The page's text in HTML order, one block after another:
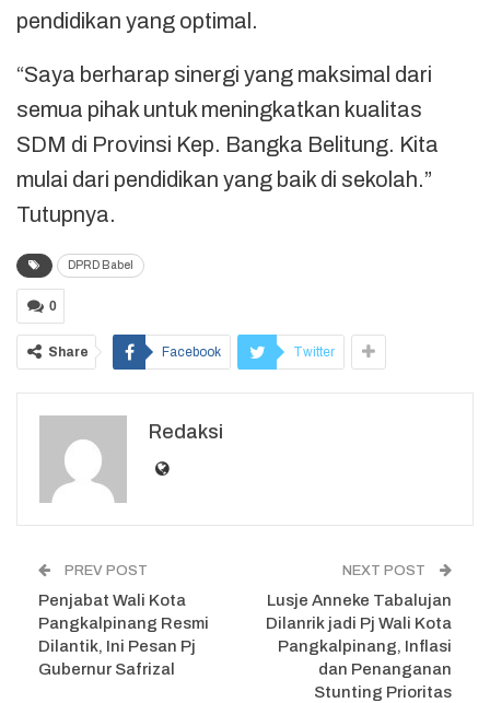
pendidikan yang optimal.
“Saya berharap sinergi yang maksimal dari
semua pihak untuk meningkatkan kualitas
SDM di Provinsi Kep. Bangka Belitung. Kita
mulai dari pendidikan yang baik di sekolah.”
Tutupnya.
DPRD Babel
0
Share Facebook Twitter
Redaksi
PREV POST
Penjabat Wali Kota
Pangkalpinang Resmi
Dilantik, Ini Pesan Pj
Gubernur Safrizal
NEXT POST
Lusje Anneke Tabalujan
Dilanrik jadi Pj Wali Kota
Pangkalpinang, Inflasi
dan Penanganan
Stunting Prioritas